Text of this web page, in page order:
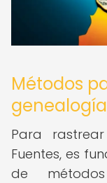
Métodos
Para
Fuentes, es
de